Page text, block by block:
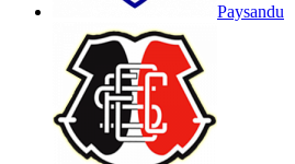
Paysandu